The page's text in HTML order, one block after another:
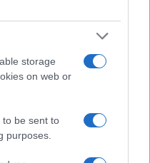
storage
on web or
to be sent to
purposes.